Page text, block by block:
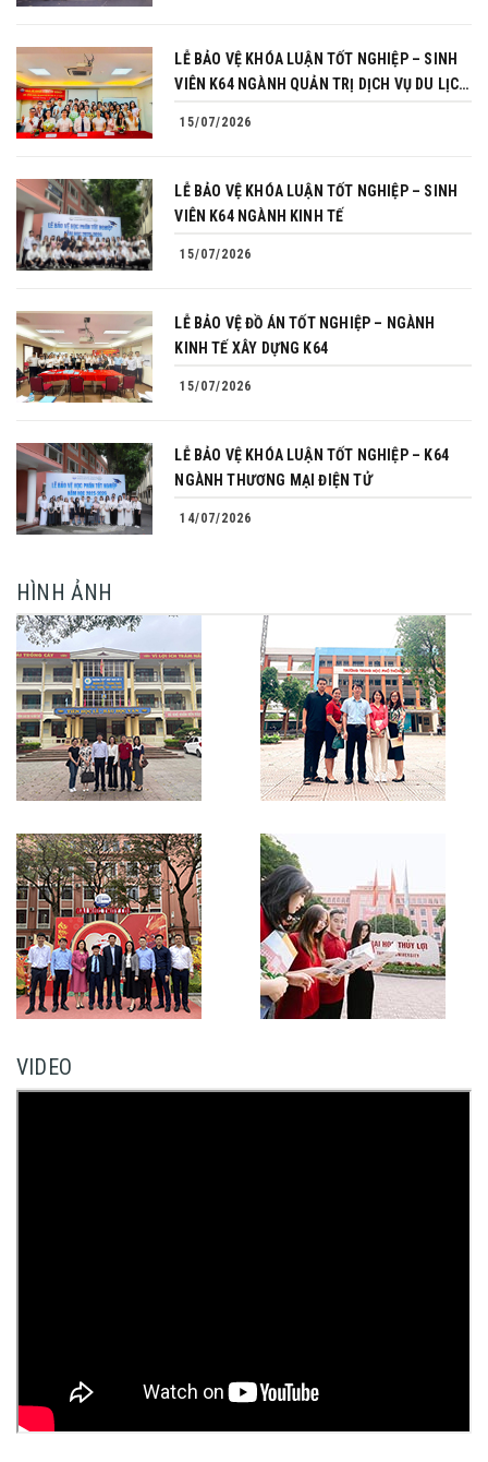
LỄ BẢO VỆ KHÓA LUẬN TỐT NGHIỆP – SINH
VIÊN K64 NGÀNH QUẢN TRỊ DỊCH VỤ DU LỊCH
15/07/2026
LỄ BẢO VỆ KHÓA LUẬN TỐT NGHIỆP – SINH
VIÊN K64 NGÀNH KINH TẾ
15/07/2026
LỄ BẢO VỆ ĐỒ ÁN TỐT NGHIỆP – NGÀNH
KINH TẾ XÂY DỰNG K64
15/07/2026
LỄ BẢO VỆ KHÓA LUẬN TỐT NGHIỆP – K64
NGÀNH THƯƠNG MẠI ĐIỆN TỬ
14/07/2026
HÌNH ẢNH
VIDEO